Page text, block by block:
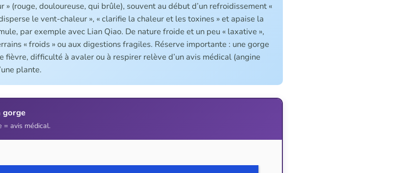
» (rouge, douloureuse, qui brûle), souvent au début d’un refroidissement «
le vent-chaleur », « clarifie la chaleur et les toxines » et apaise la
par exemple avec Lian Qiao. De nature froide et un peu « laxative »,
« froids » ou aux digestions fragiles. Réserve importante : une gorge
fièvre, difficulté à avaler ou à respirer relève d’un avis médical (angine
plante.
gorge
= avis médical.